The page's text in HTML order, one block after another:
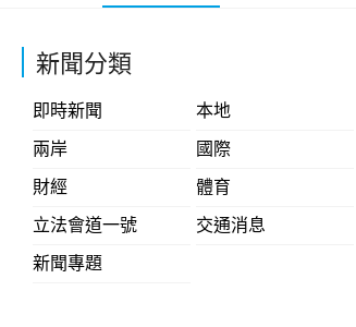
新聞分類
即時新聞
本地
兩岸
國際
財經
體育
立法會道一號
交通消息
新聞專題